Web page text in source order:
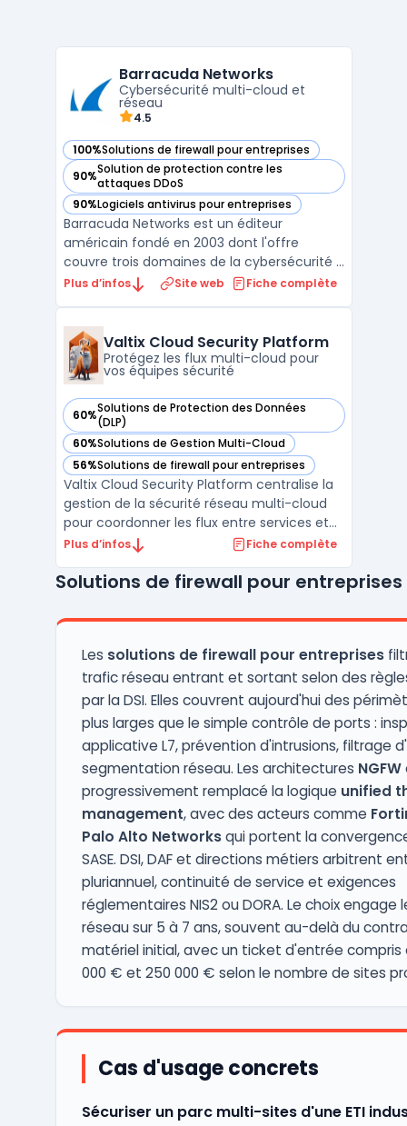
Barracuda Networks
Cybersécurité multi-cloud et
réseau
4.5
100%Solutions de firewall pour entreprises
— voir Barracuda Networks dans cette catégorie
90%Solution de protection contre les
attaques DDoS
— voir Barracuda Networks dans cette catégorie
90%Logiciels antivirus pour entreprises
— voir Barracuda Networks dans cette catégorie
Barracuda Networks est un éditeur
américain fondé en 2003 dont l'offre
couvre trois domaines de la cybersécurité :
email security, protection des applications
regroupe l'ensemble des produits sous une
console d'administration unif ...
Plus d’infos Site web Fiche complète
Valtix Cloud Security Platform
Protégez les flux multi-cloud pour
vos équipes sécurité
60%Solutions de Protection des Données
(DLP)
— voir Valtix Cloud Security Platform dans cette catégorie
60%Solutions de Gestion Multi-Cloud
— voir Valtix Cloud Security Platform dans cette catégorie
56%Solutions de firewall pour entreprises
— voir Valtix Cloud Security Platform dans cette catégorie
Valtix Cloud Security Platform centralise la
gestion de la sécurité réseau multi-cloud
pour coordonner les flux entre services et
applications hébergés dans le cloud. Ce
sécurité dans des environnements multi-
l’expansion ...
Plus d’infos Fiche complète
Solutions de firewall pour entreprises
Les solutions de firewall pour entreprises
trafic réseau entrant et sortant selon des
par la DSI. Elles couvrent aujourd'hui des
plus larges que le simple contrôle de ports :
applicative L7, prévention d'intrusions, filtrage
segmentation réseau. Les architectures NGFW
progressivement remplacé la logique unified
management, avec des acteurs comme
Palo Alto Networksqui portent la
SASE. DSI, DAF et directions métiers arbitrent
pluriannuel, continuité de service et exigences
réglementaires NIS2 ou DORA. Le choix engage
réseau sur 5 à 7 ans, souvent au-delà du
matériel initial, avec un ticket d'entrée compris
000 € et 250 000 € selon le nombre de sites
Cas d'usage concrets
Sécuriser un parc multi-sites d'une ETI